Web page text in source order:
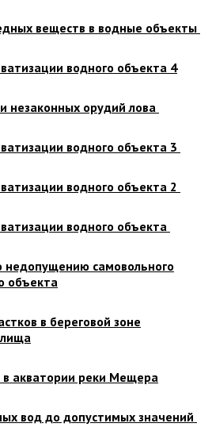
веществ в водные объекты
водного объекта 4
незаконных орудий лова
водного объекта 3
водного объекта 2
водного объекта
самовольного
объекта
в береговой зоне
в акватории реки Мещера
вод до допустимых значений